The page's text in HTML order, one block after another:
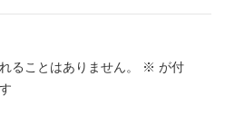
ることはありません。 ※ が付